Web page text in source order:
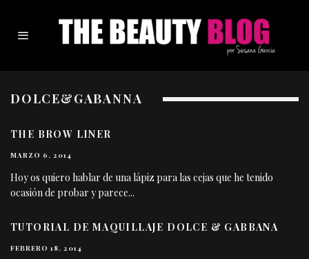
DOLCE&GABANNA
THE BROW LINER
MARZO 6, 2014
Hoy os quiero hablar de una lápiz para las cejas que he tenido
ocasión de probar y parece...
TUTORIAL DE MAQUILLAJE DOLCE & GABBANA
FEBRERO 18, 2014